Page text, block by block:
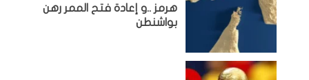
هرمز ..و إعادة فتح الممر رهن
بواشنطن